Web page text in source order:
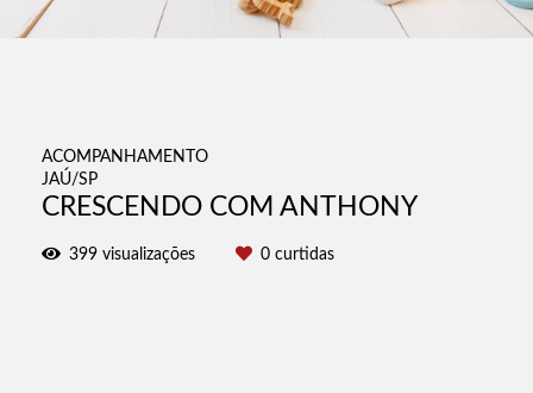
ACOMPANHAMENTO
JAÚ/SP
CRESCENDO COM ANTHONY
399 visualizações 0 curtidas